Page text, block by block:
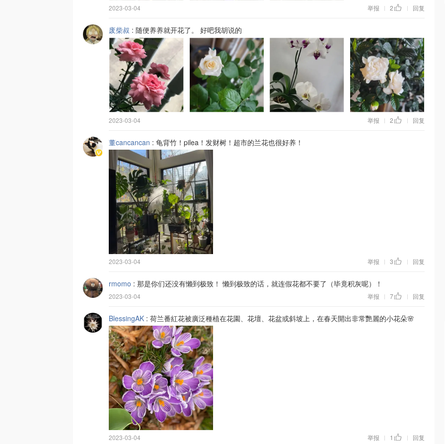
2023-03-04 举报 | 2 | 回复
废柴叔 : 随便养养就开花了。 好吧我胡说的
2023-03-04 举报 | 2 | 回复
董cancancan : 龟背竹！pilea！发财树！超市的兰花也很好养！
2023-03-04 举报 | 3 | 回复
rmomo : 那是你们还没有懒到极致！ 懒到极致的话，就连假花都不要了（毕竟积灰呢）！
2023-03-04 举报 | 7 | 回复
BlessingAK : 荷兰番紅花被廣泛種植在花園、花壇、花盆或斜坡上，在春天開出非常艷麗的小花朵🌸
2023-03-04 举报 | 1 | 回复